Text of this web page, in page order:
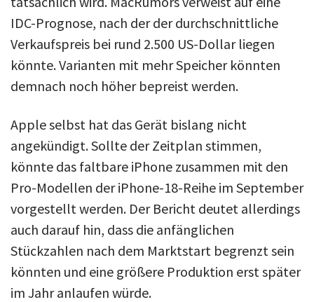
IDC-Prognose, nach der der durchschnittliche
Verkaufspreis bei rund 2.500 US-Dollar liegen
könnte. Varianten mit mehr Speicher könnten
demnach noch höher bepreist werden.
Apple selbst hat das Gerät bislang nicht
angekündigt. Sollte der Zeitplan stimmen,
könnte das faltbare iPhone zusammen mit den
Pro-Modellen der iPhone-18-Reihe im September
vorgestellt werden. Der Bericht deutet allerdings
auch darauf hin, dass die anfänglichen
Stückzahlen nach dem Marktstart begrenzt sein
könnten und eine größere Produktion erst später
im Jahr anlaufen würde.